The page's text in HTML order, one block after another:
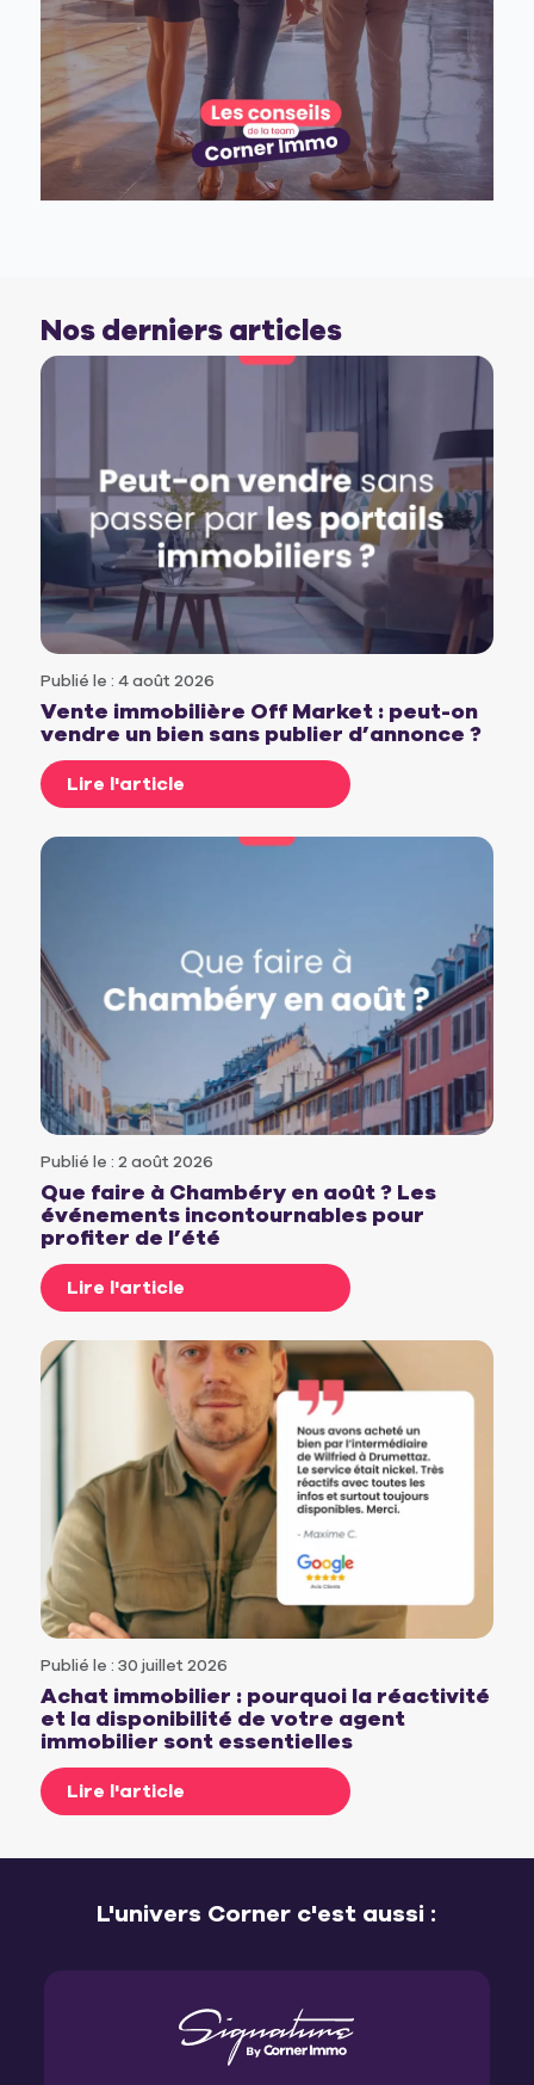
Nos derniers articles
Publié le : 4 août 2026
Vente immobilière Off Market : peut-on
vendre un bien sans publier d’annonce ?
Lire l'article
Publié le : 2 août 2026
Que faire à Chambéry en août ? Les
événements incontournables pour
profiter de l’été
Lire l'article
Publié le : 30 juillet 2026
Achat immobilier : pourquoi la réactivité
et la disponibilité de votre agent
immobilier sont essentielles
Lire l'article
L'univers Corner c'est aussi :